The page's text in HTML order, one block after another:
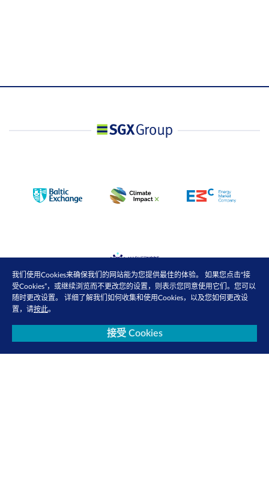
投资者关系
我们使用Cookies来确保我们的网站能为您提供最佳的体验。 如果您点击“接
受Cookies”，或继续浏览而不更改您的设置，则表示您同意使用它们。您可以
随时更改设置。 详细了解我们如何收集和使用Cookies，以及您如何更改设
置，请按此。
接受 Cookies